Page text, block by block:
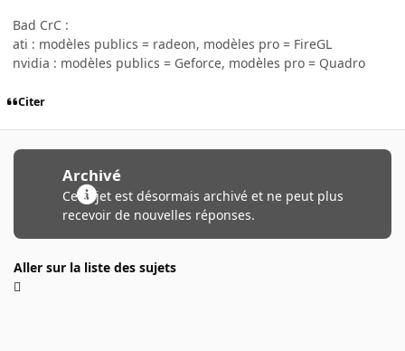
Bad CrC :
ati : modèles publics = radeon, modèles pro = FireGL
nvidia : modèles publics = Geforce, modèles pro = Quadro
Citer
Archivé
Ce sujet est désormais archivé et ne peut plus
recevoir de nouvelles réponses.
Aller sur la liste des sujets